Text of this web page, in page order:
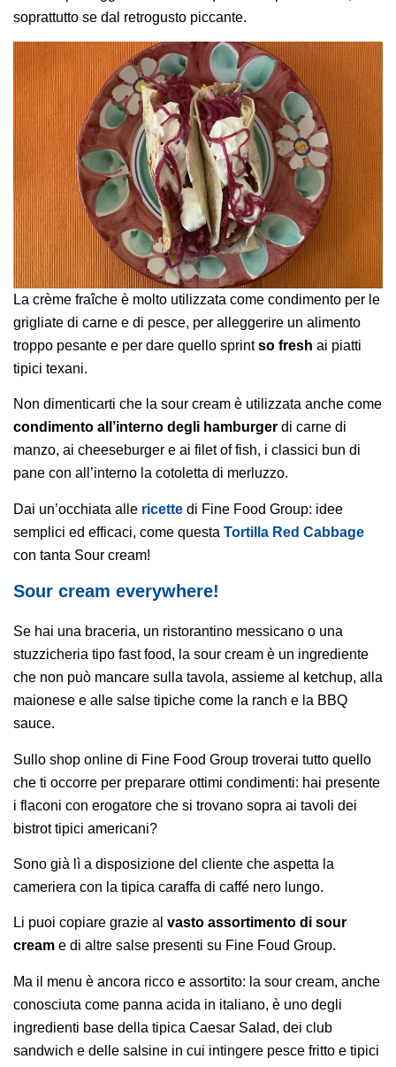
soprattutto se dal retrogusto piccante.
La crème fraîche è molto utilizzata come condimento per le
grigliate di carne e di pesce, per alleggerire un alimento
troppo pesante e per dare quello sprintso fresh ai piatti
tipici texani.
Non dimenticarti che la sour cream è utilizzata anche come
condimento all’interno degli hamburger di carne di
manzo, ai cheeseburger e ai filet of fish, i classici bun di
pane con all’interno la cotoletta di merluzzo.
Dai un’occhiata alle ricette di Fine Food Group: idee
semplici ed efficaci, come questa Tortilla Red Cabbage
con tanta Sour cream!
Sour cream everywhere!
Se hai una braceria, un ristorantino messicano o una
stuzzicheria tipo fast food, la sour cream è un ingrediente
che non può mancare sulla tavola, assieme al ketchup, alla
maionese e alle salse tipiche come la ranch e la BBQ
sauce.
Sullo shop online di Fine Food Group troverai tutto quello
che ti occorre per preparare ottimi condimenti: hai presente
i flaconi con erogatore che si trovano sopra ai tavoli dei
bistrot tipici americani?
Sono già lì a disposizione del cliente che aspetta la
cameriera con la tipica caraffa di caffé nero lungo.
Li puoi copiare grazie al vasto assortimento di sour
cream e di altre salse presenti su Fine Foud Group.
Ma il menu è ancora ricco e assortito: la sour cream, anche
conosciuta come panna acida in italiano, è uno degli
ingredienti base della tipica Caesar Salad, dei club
sandwich e delle salsine in cui intingere pesce fritto e tipici